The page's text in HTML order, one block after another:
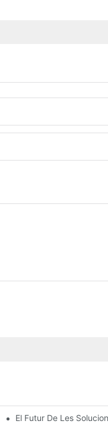
Vostres Necessitats
El Futur De Les